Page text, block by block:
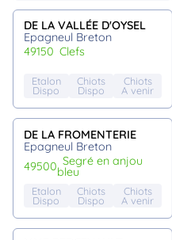
DE LA VALLÉE D'OYSEL
Epagneul Breton
49150
clefs
Etalon
Dispo
Chiots
Dispo
Chiots
A venir
DE LA FROMENTERIE
Epagneul Breton
49500 segré en anjou
bleu
Etalon
Dispo
Chiots
Dispo
Chiots
A venir